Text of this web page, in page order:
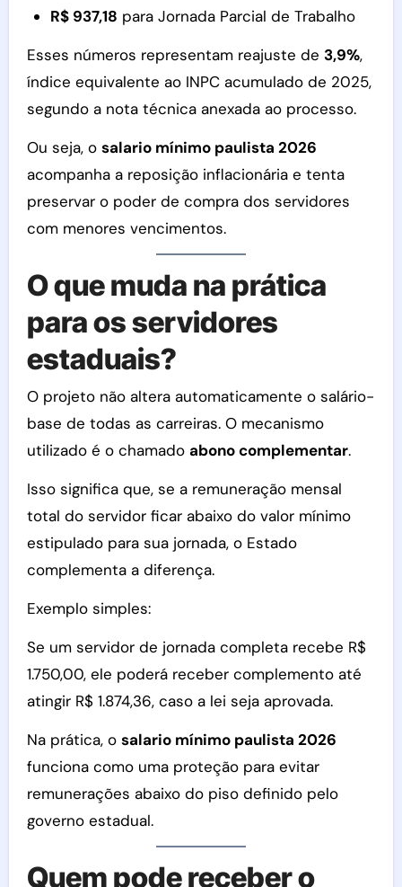
R$ 937,18 para Jornada Parcial de Trabalho
Esses números representam reajuste de 3,9%,
índice equivalente ao INPC acumulado de 2025,
segundo a nota técnica anexada ao processo.
Ou seja, o salario mínimo paulista 2026
acompanha a reposição inflacionária e tenta
preservar o poder de compra dos servidores
com menores vencimentos.
O que muda na prática
para os servidores
estaduais?
O projeto não altera automaticamente o salário-
base de todas as carreiras. O mecanismo
utilizado é o chamado abono complementar.
Isso significa que, se a remuneração mensal
total do servidor ficar abaixo do valor mínimo
estipulado para sua jornada, o Estado
complementa a diferença.
Exemplo simples:
Se um servidor de jornada completa recebe R$
1.750,00, ele poderá receber complemento até
atingir R$ 1.874,36, caso a lei seja aprovada.
Na prática, o salario mínimo paulista 2026
funciona como uma proteção para evitar
remunerações abaixo do piso definido pelo
governo estadual.
Quem pode receber o